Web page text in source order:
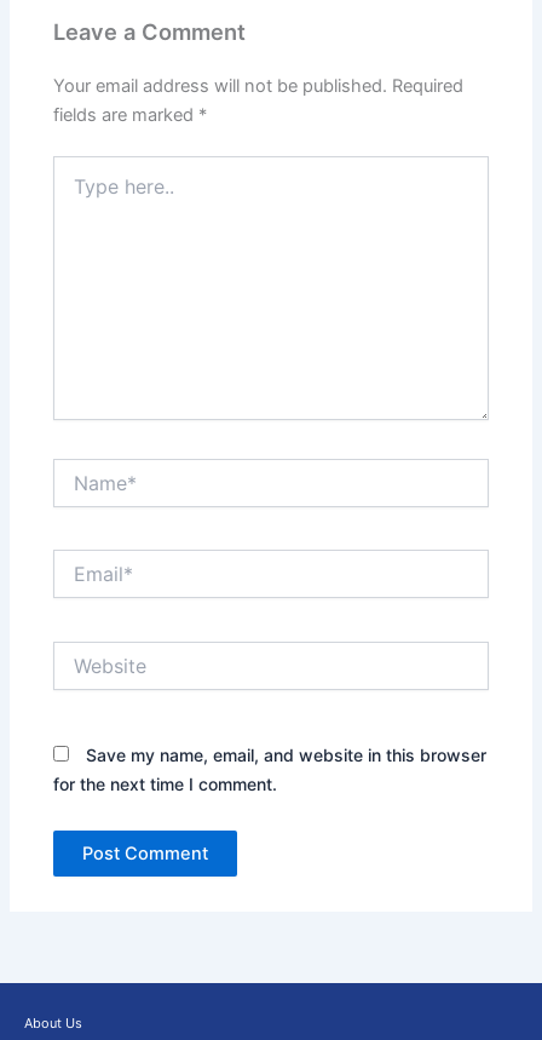
Leave a Comment
Your email address will not be published. Required
fields are marked *
here..
Save my name, email, and website in this browser
for the next time I comment.
About Us